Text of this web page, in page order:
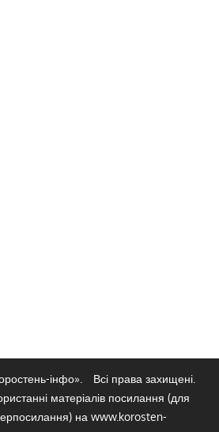
інфо».
Всі права захищені.
матеріалів посилання (для
на www.korosten-